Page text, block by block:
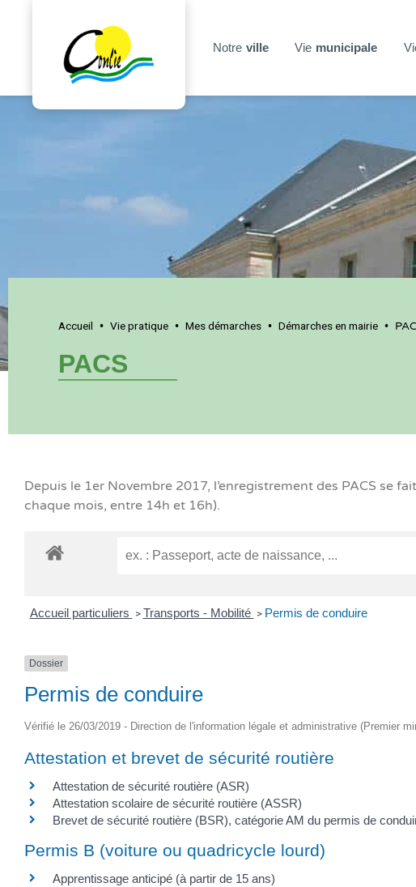
Notre ville Vie municipale
Accueil • Vie pratique • Mes démarches • Démarches en mairie •
PACS
Depuis le 1er Novembre 2017, l’enregistrement des PACS se
chaque mois, entre 14h et 16h).
Accueil particuliers > Transports - Mobilité > Permis de conduire
Dossier
Permis de conduire
Vérifié le 26/03/2019 - Direction de l'information légale et administrative (Premier
Attestation et brevet de sécurité routière
Attestation de sécurité routière (ASR)
Attestation scolaire de sécurité routière (ASSR)
Brevet de sécurité routière (BSR), catégorie AM du permis de
Permis B (voiture ou quadricycle lourd)
Apprentissage anticipé (à partir de 15 ans)